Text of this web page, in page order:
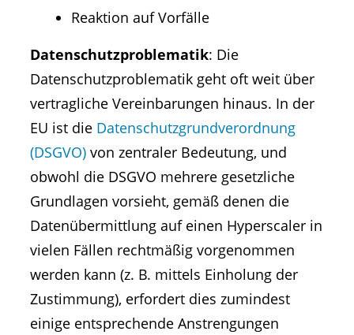
Reaktion auf Vorfälle
Datenschutzproblematik: Die
Datenschutzproblematik geht oft weit über
vertragliche Vereinbarungen hinaus. In der
EU ist die Datenschutzgrundverordnung
(DSGVO) von zentraler Bedeutung, und
obwohl die DSGVO mehrere gesetzliche
Grundlagen vorsieht, gemäß denen die
Datenübermittlung auf einen Hyperscaler in
vielen Fällen rechtmäßig vorgenommen
werden kann (z. B. mittels Einholung der
Zustimmung), erfordert dies zumindest
einige entsprechende Anstrengungen